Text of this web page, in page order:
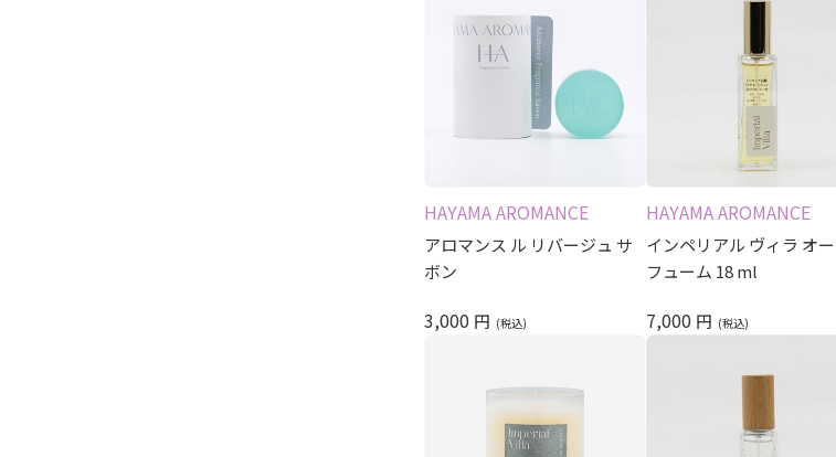
HAYAMA AROMANCE
アロマンス ル リバージュ サ
ボン
3,000 円
HAYAMA AROMANCE
インペリアル ヴィラ オ
フューム 18 ml
7,000 円